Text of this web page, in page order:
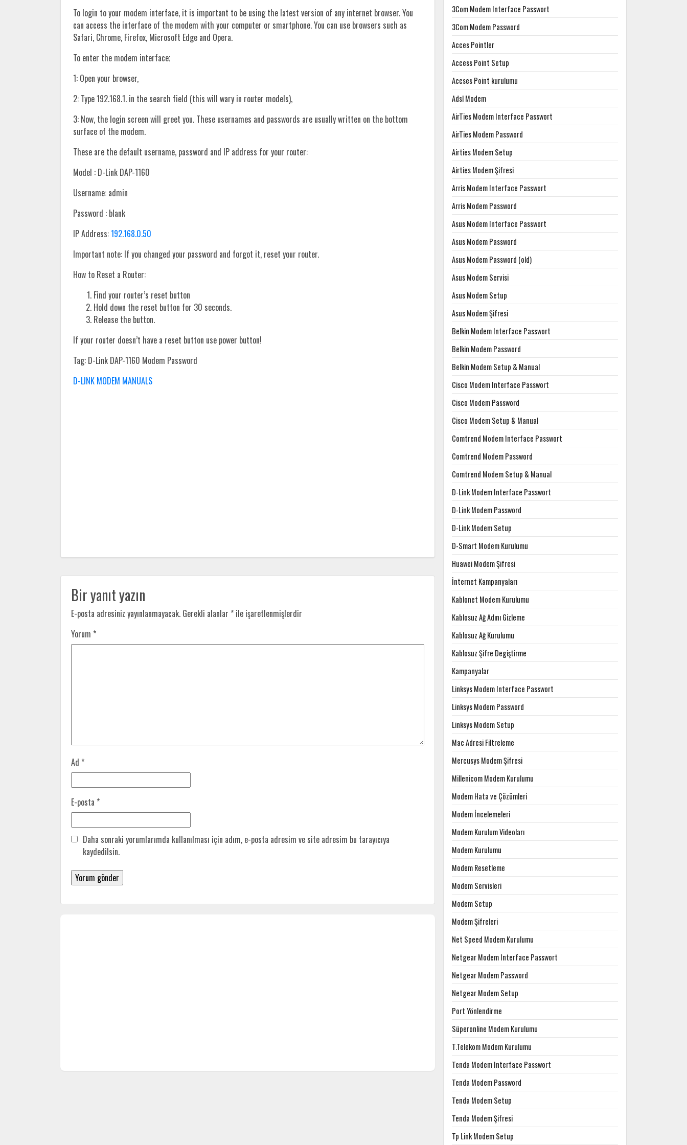
To login to your modem interface, it is important to be using the latest version of any internet browser. You
can access the interface of the modem with your computer or smartphone. You can use browsers such as
Safari, Chrome, Firefox, Microsoft Edge and Opera.
To enter the modem interface;
1: Open your browser,
2: Type 192.168.1. in the search field (this will wary in router models),
3: Now, the login screen will greet you. These usernames and passwords are usually written on the bottom
surface of the modem.
These are the default username, password and IP address for your router:
Model : D-Link DAP-1160
Username: admin
Password : blank
IP Address:192.168.0.50
Important note: If you changed your password and forgot it, reset your router.
How to Reset a Router:
Find your router’s reset button
Hold down the reset button for 30 seconds.
Release the button.
If your router doesn’t have a reset button use power button!
Tag: D-Link DAP-1160 Modem Password
D-LINK MODEM MANUALS
Bir yanıt yazın
E-posta adresiniz yayınlanmayacak. Gerekli alanlar * ile işaretlenmişlerdir
Yorum *
Ad *
E-posta *
Daha sonraki yorumlarımda kullanılması için adım, e-posta adresim ve site adresim bu tarayıcıya
kaydedilsin.
3Com Modem Interface Passwort
3Com Modem Password
Acces Pointler
Access Point Setup
Accses Point kurulumu
Adsl Modem
AirTies Modem Interface Passwort
AirTies Modem Password
Airties Modem Setup
Airties Modem Şifresi
Arris Modem Interface Passwort
Arris Modem Password
Asus Modem Interface Passwort
Asus Modem Password
Asus Modem Password (old)
Asus Modem Servisi
Asus Modem Setup
Asus Modem Şifresi
Belkin Modem Interface Passwort
Belkin Modem Password
Belkin Modem Setup & Manual
Cisco Modem Interface Passwort
Cisco Modem Password
Cisco Modem Setup & Manual
Comtrend Modem Interface Passwort
Comtrend Modem Password
Comtrend Modem Setup & Manual
D-Link Modem Interface Passwort
D-Link Modem Password
D-Link Modem Setup
D-Smart Modem Kurulumu
Huawei Modem Şifresi
İnternet Kampanyaları
Kablonet Modem Kurulumu
Kablosuz Ağ Adını Gizleme
Kablosuz Ağ Kurulumu
Kablosuz Şifre Degiştirme
Kampanyalar
Linksys Modem Interface Passwort
Linksys Modem Password
Linksys Modem Setup
Mac Adresi Filtreleme
Mercusys Modem Şifresi
Millenicom Modem Kurulumu
Modem Hata ve Çözümleri
Modem İncelemeleri
Modem Kurulum Videoları
Modem Kurulumu
Modem Resetleme
Modem Servisleri
Modem Setup
Modem Şifreleri
Net Speed Modem Kurulumu
Netgear Modem Interface Passwort
Netgear Modem Password
Netgear Modem Setup
Port Yönlendirme
Süperonline Modem Kurulumu
T.Telekom Modem Kurulumu
Tenda Modem Interface Passwort
Tenda Modem Password
Tenda Modem Setup
Tenda Modem Şifresi
Tp Link Modem Setup